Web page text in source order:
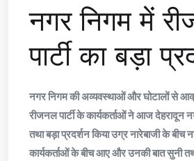
नगर निगम में
पार्टी का बड़ा
नगर निगम की अव्यवस्थाओं और घोटालों से
रीजनल पार्टी के कार्यकर्ताओं ने आज देहरादून
तथा बड़ा प्रदर्शन किया उग्र नारेबाजी के बीच
कार्यकर्ताओं के बीच आए और उनकी बात सुनी